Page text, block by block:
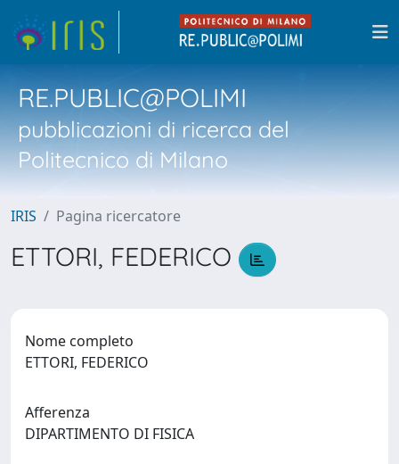
RE.PUBLIC@POLIMI
pubblicazioni di ricerca del
Politecnico di Milano
IRIS Pagina ricercatore
ETTORI, FEDERICO
Nome completo
ETTORI, FEDERICO
Afferenza
DIPARTIMENTO DI FISICA